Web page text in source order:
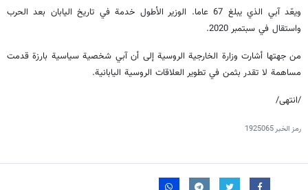
ويعّد آبي الذي يبلغ 67 عاما. الوزير الأطول خدمة في تاريخ اليابان بعد الحرب
واستقال في سبتمبر 2020.
من جهتها أشارت وزارة الخارجية الروسية إلى أن آبي شخصية سياسية بارزة قدمت
مساهمة لا تقدر بثمن في تطوير العلاقات الروسية اليابانية.
/انتهى/
رمز الخبر1925065